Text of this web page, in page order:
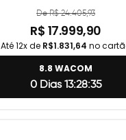
De R$ 24.405,93
R$ 17.999,90
Até 12x de R$1.831,64 no
8.8 WACOM
0 Dias 13:28:34